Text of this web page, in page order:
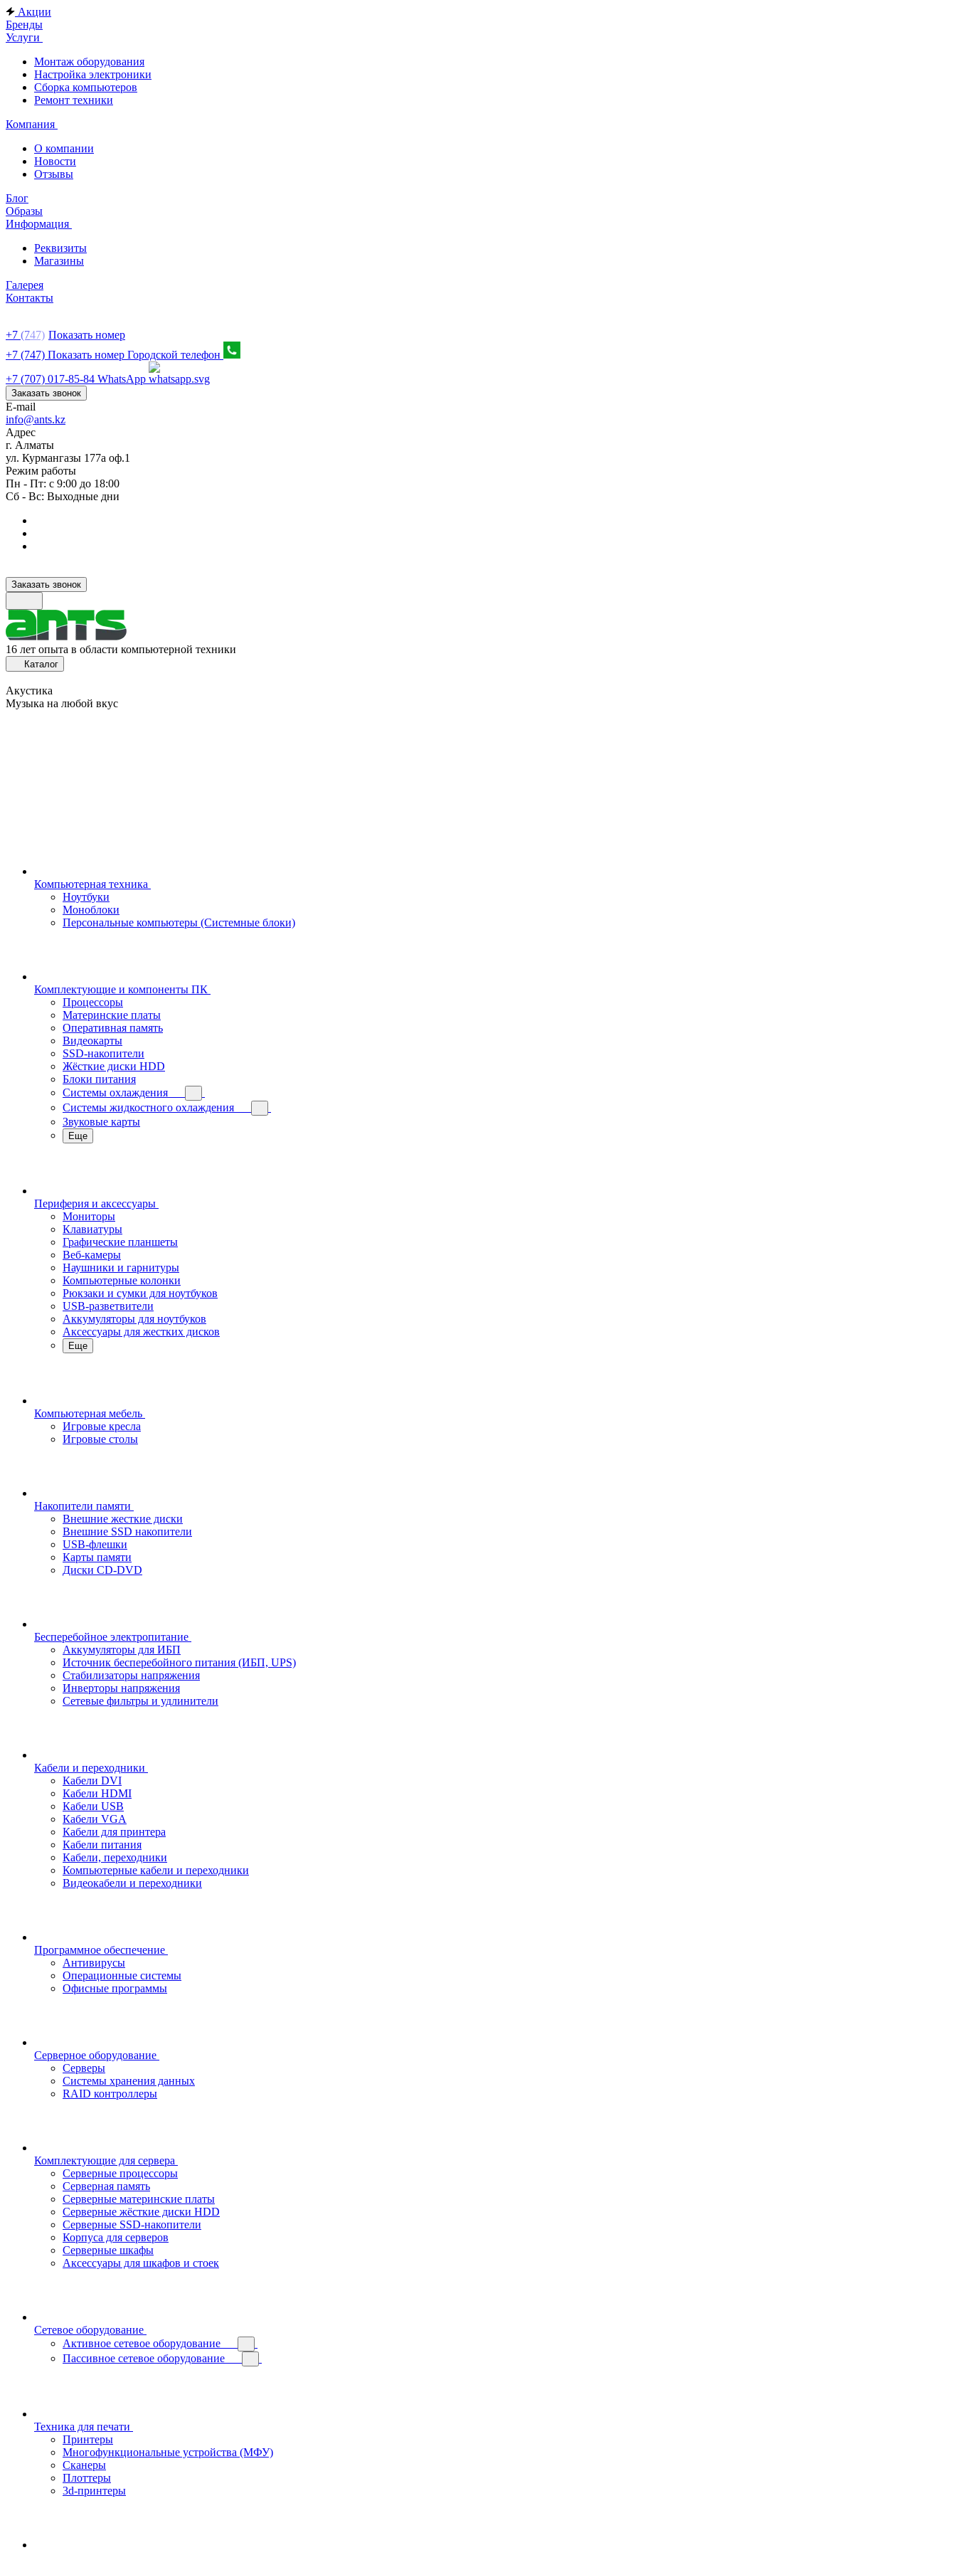
Акции
Бренды
Услуги
Монтаж оборудования
Настройка электроники
Сборка компьютеров
Ремонт техники
Компания
О компании
Новости
Отзывы
Блог
Образы
Информация
Реквизиты
Магазины
Галерея
Контакты
+7 (747) Показать номер
+7 (747) Показать номер Городской телефон
+7 (707) 017-85-84 WhatsApp
Заказать звонок
E-mail
info@ants.kz
Адрес
г. Алматы
ул. Курмангазы 177а оф.1
Режим работы
Пн - Пт: с 9:00 до 18:00
Сб - Вс: Выходные дни
Заказать звонок
16 лет опыта в области компьютерной техники
Каталог
Акустика
Музыка на любой вкус
Компьютерная техника
Ноутбуки
Моноблоки
Персональные компьютеры (Системные блоки)
Комплектующие и компоненты ПК
Процессоры
Материнские платы
Оперативная память
Видеокарты
SSD-накопители
Жёсткие диски HDD
Блоки питания
Системы охлаждения
Системы жидкостного охлаждения
Звуковые карты
Еще
Периферия и аксессуары
Мониторы
Клавиатуры
Графические планшеты
Веб-камеры
Наушники и гарнитуры
Компьютерные колонки
Рюкзаки и сумки для ноутбуков
USB-разветвители
Аккумуляторы для ноутбуков
Аксессуары для жестких дисков
Еще
Компьютерная мебель
Игровые кресла
Игровые столы
Накопители памяти
Внешние жесткие диски
Внешние SSD накопители
USB-флешки
Карты памяти
Диски CD-DVD
Бесперебойное электропитание
Аккумуляторы для ИБП
Источник бесперебойного питания (ИБП, UPS)
Стабилизаторы напряжения
Инверторы напряжения
Сетевые фильтры и удлинители
Кабели и переходники
Кабели DVI
Кабели HDMI
Кабели USB
Кабели VGA
Кабели для принтера
Кабели питания
Кабели, переходники
Компьютерные кабели и переходники
Видеокабели и переходники
Программное обеспечение
Антивирусы
Операционные системы
Офисные программы
Серверное оборудование
Серверы
Системы хранения данных
RAID контроллеры
Комплектующие для сервера
Серверные процессоры
Серверная память
Серверные материнские платы
Серверные жёсткие диски HDD
Серверные SSD-накопители
Корпуса для серверов
Серверные шкафы
Аксессуары для шкафов и стоек
Сетевое оборудование
Активное сетевое оборудование
Пассивное сетевое оборудование
Техника для печати
Принтеры
Многофункциональные устройства (МФУ)
Сканеры
Плоттеры
3d-принтеры